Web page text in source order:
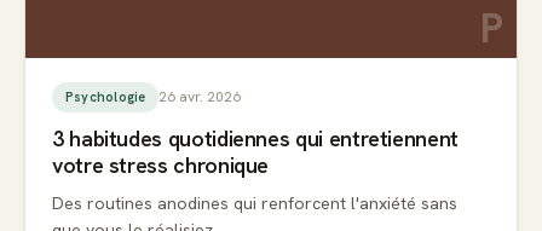
P
Psychologie 26 avr. 2026
3 habitudes quotidiennes qui entretiennent
votre stress chronique
Des routines anodines qui renforcent l'anxiété sans